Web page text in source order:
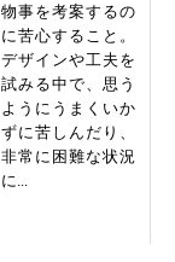
物事を考案するの
に苦心すること。
デザインや工夫を
試みる中で、思う
ようにうまくいか
ずに苦しんだり、
非常に困難な状況
に...